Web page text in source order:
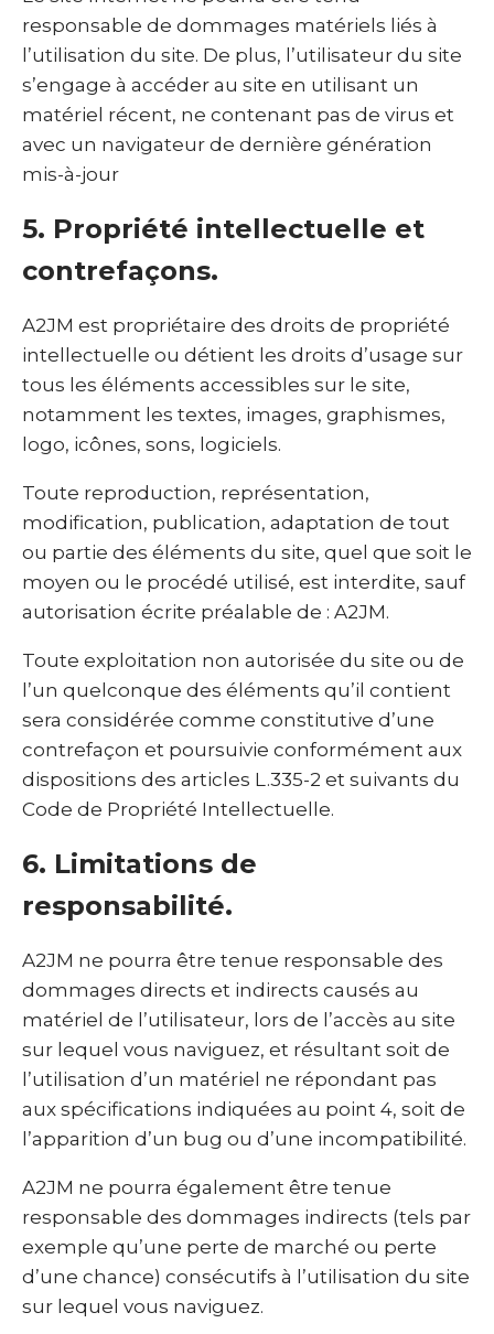
responsable de dommages matériels liés à
l’utilisation du site. De plus, l’utilisateur du site
s’engage à accéder au site en utilisant un
matériel récent, ne contenant pas de virus et
avec un navigateur de dernière génération
mis-à-jour
5. Propriété intellectuelle et
contrefaçons.
A2JM est propriétaire des droits de propriété
intellectuelle ou détient les droits d’usage sur
tous les éléments accessibles sur le site,
notamment les textes, images, graphismes,
logo, icônes, sons, logiciels.
Toute reproduction, représentation,
modification, publication, adaptation de tout
ou partie des éléments du site, quel que soit le
moyen ou le procédé utilisé, est interdite, sauf
autorisation écrite préalable de : A2JM.
Toute exploitation non autorisée du site ou de
l’un quelconque des éléments qu’il contient
sera considérée comme constitutive d’une
contrefaçon et poursuivie conformément aux
dispositions des articles L.335-2 et suivants du
Code de Propriété Intellectuelle.
6. Limitations de
responsabilité.
A2JM ne pourra être tenue responsable des
dommages directs et indirects causés au
matériel de l’utilisateur, lors de l’accès au site
sur lequel vous naviguez, et résultant soit de
l’utilisation d’un matériel ne répondant pas
aux spécifications indiquées au point 4, soit de
l’apparition d’un bug ou d’une incompatibilité.
A2JM ne pourra également être tenue
responsable des dommages indirects (tels par
exemple qu’une perte de marché ou perte
d’une chance) consécutifs à l’utilisation du site
sur lequel vous naviguez.